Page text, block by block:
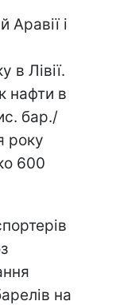
Аравії і
в Лівії.
нафти в
бар./
року
600
на